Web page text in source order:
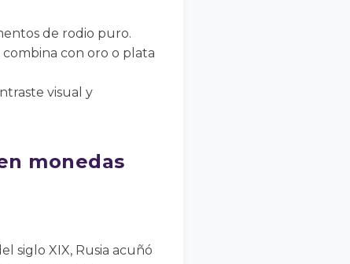
de rodio puro.
combina con oro o plata
visual y
monedas
siglo XIX, Rusia acuñó